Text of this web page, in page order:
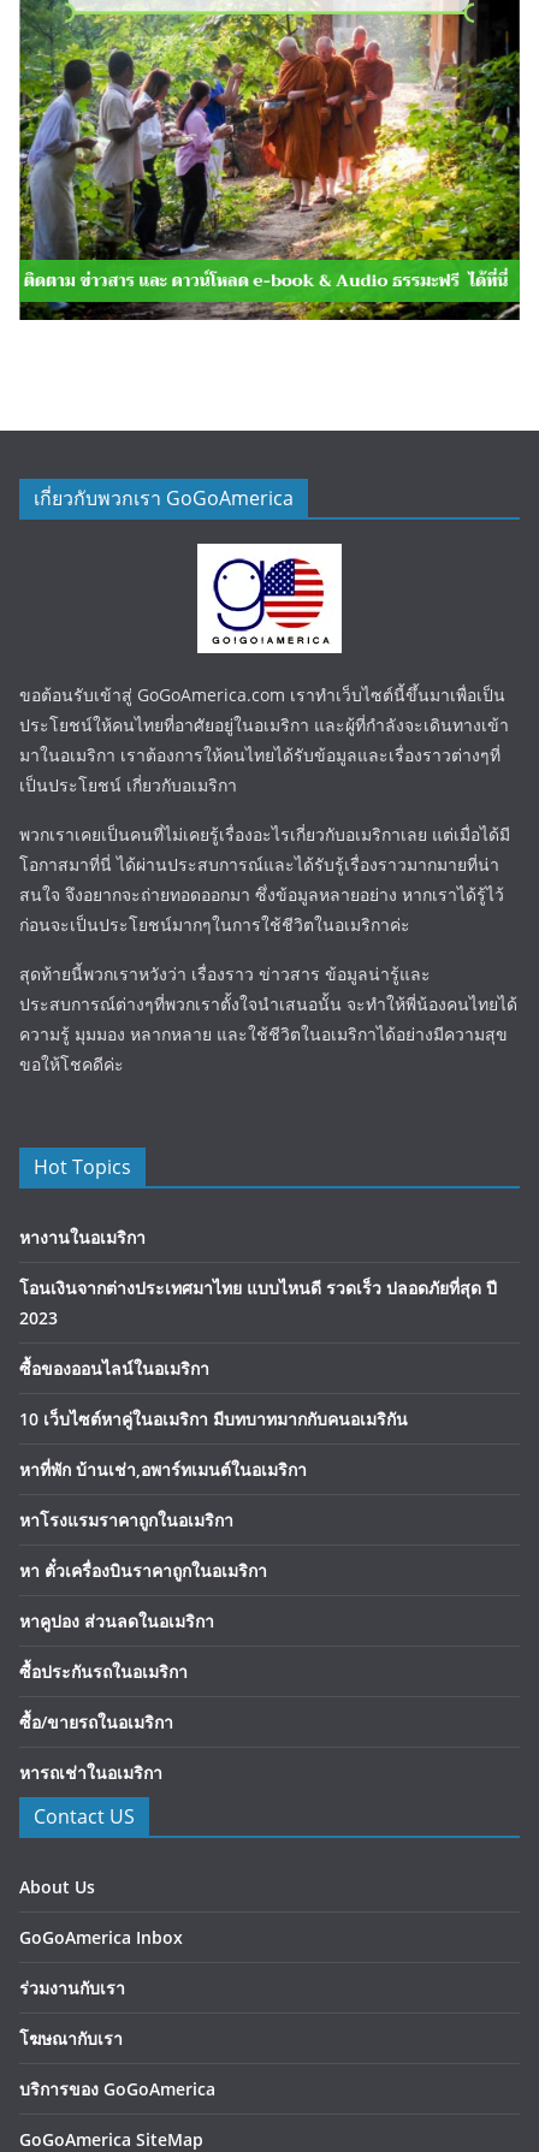
เกี่ยวกับพวกเรา GoGoAmerica
ขอต้อนรับเข้าสู่ GoGoAmerica.com เราทำเว็บไซต์นี้ขึ้นมาเพื่อเป็น
ประโยชน์ให้คนไทยที่อาศัยอยู่ในอเมริกา และผู้ที่กำลังจะเดินทางเข้า
มาในอเมริกา เราต้องการให้คนไทยได้รับข้อมูลและเรื่องราวต่างๆที่
เป็นประโยชน์ เกี่ยวกับอเมริกา
พวกเราเคยเป็นคนที่ไม่เคยรู้เรื่องอะไรเกี่ยวกับอเมริกาเลย แต่เมื่อได้มี
โอกาสมาที่นี่ ได้ผ่านประสบการณ์และได้รับรู้เรื่องราวมากมายที่น่า
สนใจ จึงอยากจะถ่ายทอดออกมา ซึ่งข้อมูลหลายอย่าง หากเราได้รู้ไว้
ก่อนจะเป็นประโยชน์มากๆในการใช้ชีวิตในอเมริกาค่ะ
สุดท้ายนี้พวกเราหวังว่า เรื่องราว ข่าวสาร ข้อมูลน่ารู้และ
ประสบการณ์ต่างๆที่พวกเราตั้งใจนำเสนอนั้น จะทำให้พี่น้องคนไทยได้
ความรู้ มุมมอง หลากหลาย และใช้ชีวิตในอเมริกาได้อย่างมีความสุข
ขอให้โชคดีค่ะ
Hot Topics
หางานในอเมริกา
โอนเงินจากต่างประเทศมาไทย แบบไหนดี รวดเร็ว ปลอดภัยที่สุด ปี
2023
ซื้อของออนไลน์ในอเมริกา
10 เว็บไซต์หาคู่ในอเมริกา มีบทบาทมากกับคนอเมริกัน
หาที่พัก บ้านเช่า,อพาร์ทเมนต์ในอเมริกา
หาโรงแรมราคาถูกในอเมริกา
หา ตั๋วเครื่องบินราคาถูกในอเมริกา
หาคูปอง ส่วนลดในอเมริกา
ซื้อประกันรถในอเมริกา
ซื้อ/ขายรถในอเมริกา
หารถเช่าในอเมริกา
Contact US
About Us
GoGoAmerica Inbox
ร่วมงานกับเรา
โฆษณากับเรา
บริการของ GoGoAmerica
GoGoAmerica SiteMap